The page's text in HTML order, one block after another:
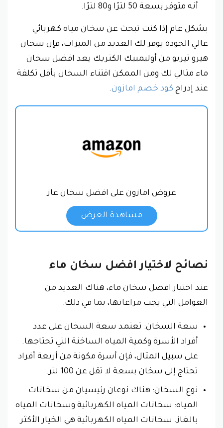
أنه متوفر بسعة 50 لترًا و80 لترًا.
بشكل عام إذا كنت تبحث عن سخان مياه كهربائي
عالي الجودة يوفر لك العديد من الميزات، فإن سخان
هيرو تيربو من أوليمبيك الكتريك يعد افضل سخان
ماء مثالي لك ومن الممكن اقتناء السخان بأقل تكلفة
عند إدراج كود خصم امازون.
عروض امازون على افضل سخان غاز
مشاهدة العرض
نصائح لاختيار افضل سخان ماء
عند اختيار افضل سخان ماء، هناك العديد من
العوامل التي يجب مراعاتها، بما في ذلك:
سعة السخان: تعتمد سعة السخان على عدد
أفراد الأسرة وكمية المياه الساخنة التي تحتاجها.
على سبيل المثال، فإن أسرة مكونة من أربعة أفراد
تحتاج إلى سخان بسعة لا تقل عن 100 لتر.
نوع السخان: هناك نوعان رئيسيان من سخانات
المياه: سخانات المياه الكهربائية وسخانات المياه
بالغاز. سخانات المياه الكهربائية هي الخيار الأكثر